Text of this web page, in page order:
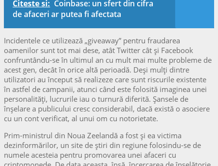
Citeste si: Coinbase: un sfert din cifra
de afaceri ar putea fi afectata
Incidentele ce utilizează „giveaway” pentru fraudarea
oamenilor sunt tot mai dese, atât Twitter cât şi Facebook
confruntându-se în ultimul an cu mult mai multe probleme de
acest gen, decât în orice altă perioadă. Deşi mulți dintre
utilizatori au început să realizeze care sunt riscurile existente
în astfel de campanii, atunci când este folosită imaginea unei
personalități, lucrurile iau o turnură diferită. Şansele de
înşelare a publicului cresc considerabil, dacă există o asociere
cu un cont verificat, al unui om cu notorietate.
Prim-ministrul din Noua Zeelandă a fost şi ea victima
dezinformărilor, un site de ştiri din regiune folosindu-se de
numele acesteia pentru promovarea unei afaceri cu